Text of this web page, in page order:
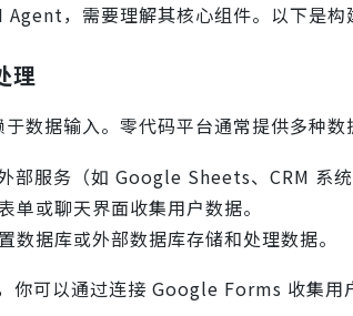
Agent，需要理解其核心组件。以下是构
理
数据输入。零代码平台通常提供多种数
部服务（如 Google Sheets、CRM 系统
单或聊天界面收集用户数据。
数据库或外部数据库存储和处理数据。
可以通过连接 Google Forms 收集用